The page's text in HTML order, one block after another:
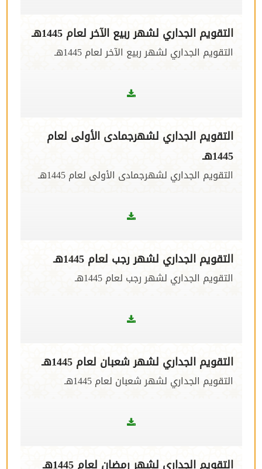
التقويم الجداري لشهر ربيع الآخر لعام 1445هـ
التقويم الجداري لشهر ربيع الآخر لعام 1445هـ
التقويم الجداري لشهرجمادى الأولى لعام
1445هـ
التقويم الجداري لشهرجمادى الأولى لعام 1445هـ
التقويم الجداري لشهر رجب لعام 1445هـ
التقويم الجداري لشهر رجب لعام 1445هـ
التقويم الجداري لشهر شعبان لعام 1445هـ
التقويم الجداري لشهر شعبان لعام 1445هـ
التقويم الجداري لشهر رمضان لعام 1445هـ